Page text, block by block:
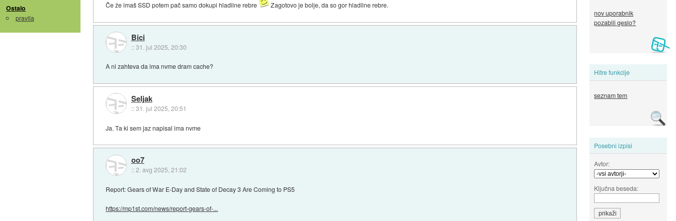
Ostalo
pravila
nov uporabnik
pozabili geslo?
Hitre funkcije
seznam tem
Posebni izpisi
Avtor:
Ključna beseda:
Če že imaš SSD potem pač samo dokupi hladilne rebre Zagotovo je bolje, da so gor hladilne rebre.
Bici
::31. jul 2025, 20:30
A ni zahteva da ima nvme dram cache?
Seljak
::31. jul 2025, 20:51
Ja. Ta ki sem jaz napisal ima nvme
oo7
::2. avg 2025, 21:02
Report: Gears of War E-Day and State of Decay 3 Are Coming to PS5
https://mp1st.com/news/report-gears-of-...